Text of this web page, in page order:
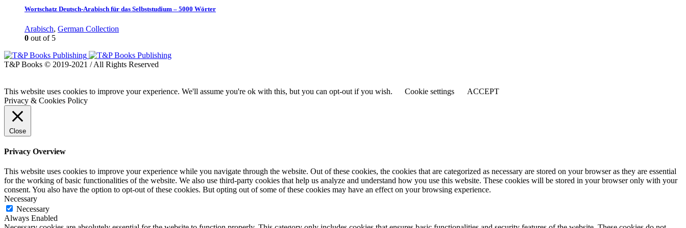
Wortschatz Deutsch-Arabisch für das Selbststudium – 5000 Wörter
Arabisch, German Collection
0 out of 5
T&P Books © 2019-2021 / All Rights Reserved
This website uses cookies to improve your experience. We'll assume you're ok with this, but you can opt-out if you wish. Cookie settings
ACCEPT
Privacy & Cookies Policy
Close
Privacy Overview
This website uses cookies to improve your experience while you navigate through the website. Out of these cookies, the cookies that are categorized as necessary are stored on your browser as they are essential
for the working of basic functionalities of the website. We also use third-party cookies that help us analyze and understand how you use this website. These cookies will be stored in your browser only with your
consent. You also have the option to opt-out of these cookies. But opting out of some of these cookies may have an effect on your browsing experience.
Necessary
Necessary
Always Enabled